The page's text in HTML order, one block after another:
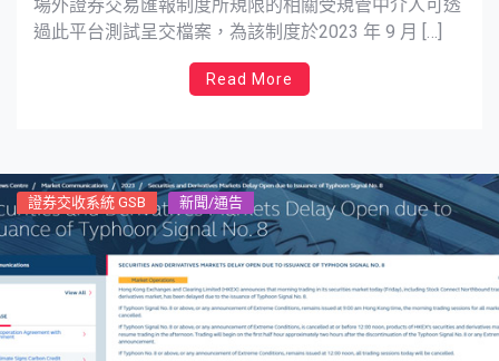
場外證券交易匯報制度所規限的相關受規管中介人可透
過此平台測試呈交檔案，為該制度於2023 年 9 月 […]
Read More
證券交收系統 GSB 新聞/通告